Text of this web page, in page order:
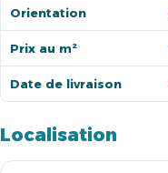
Orientation
Prix au m²
Date de livraison
Localisation